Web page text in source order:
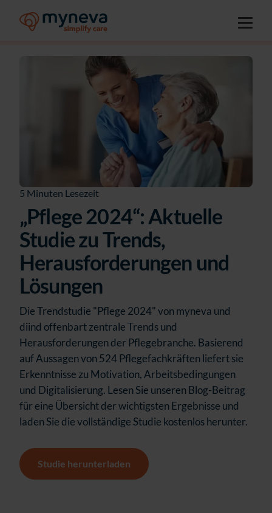
5 Minuten Lesezeit
„Pflege 2024“: Aktuelle
Studie zu Trends,
Herausforderungen und
Lösungen
Die Trendstudie "Pflege 2024" von myneva und
diind offenbart zentrale Trends und
Herausforderungen der Pflegebranche. Basierend
auf Aussagen von 524 Pflegefachkräften liefert sie
Erkenntnisse zu Motivation, Arbeitsbedingungen
und Digitalisierung. Lesen Sie unseren Blog-Beitrag
für eine Übersicht der wichtigsten Ergebnisse und
laden Sie die vollständige Studie kostenlos herunter.
Studie herunterladen